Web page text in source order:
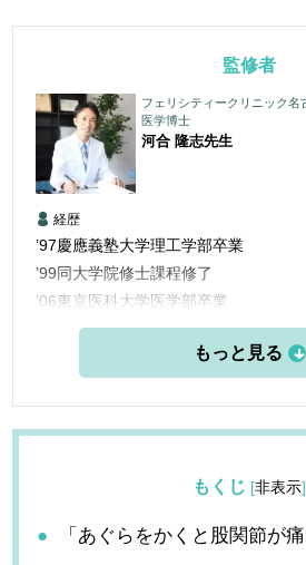
監修者
フェリシティークリニック名
医学博士
河合 隆志先生
経歴
’97慶應義塾大学理工学部卒業
’99同大学院修士課程修了
’06東京医科大学医学部卒業
’06三楽病院臨床研修医
’08三楽病院整形外科他勤務
’13愛知医科大学学際的痛みセンター
’15米国ペインマネジメント＆アンチ
’16フェリシティークリニック名古屋
もくじ [非表示]
「あぐらをかくと股関節が